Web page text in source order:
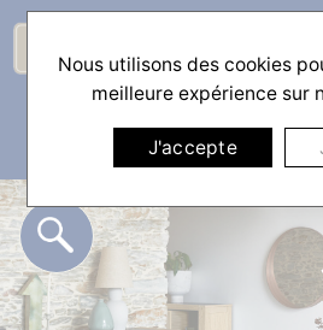
☰
Nous utilisons des cookies
meilleure expérience sur
J'accepte